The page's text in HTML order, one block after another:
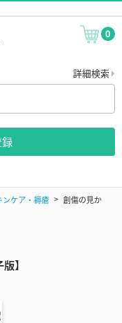
0
詳細検索
ンケア・褥瘡
創傷の見か
】